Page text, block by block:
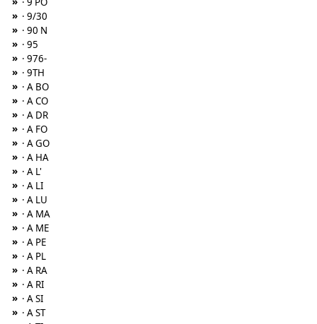
» · 9/30
» · 90 N
» · 95
» · 976-
» · 9TH
» · A BO
» · A CO
» · A DR
» · A FO
» · A GO
» · A HA
» · A L'
» · A LI
» · A LU
» · A MA
» · A ME
» · A PE
» · A PL
» · A RA
» · A RI
» · A SI
» · A ST